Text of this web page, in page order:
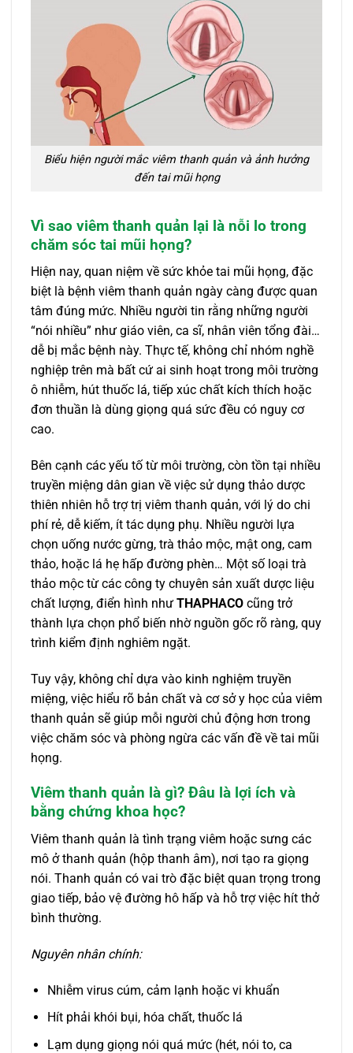
Biểu hiện người mắc viêm thanh quản và ảnh hưởng
đến tai mũi họng
Vì sao viêm thanh quản lại là nỗi lo trong
chăm sóc tai mũi họng?
Hiện nay, quan niệm về sức khỏe tai mũi họng, đặc
biệt là bệnh viêm thanh quản ngày càng được quan
tâm đúng mức. Nhiều người tin rằng những người
“nói nhiều” như giáo viên, ca sĩ, nhân viên tổng đài…
dễ bị mắc bệnh này. Thực tế, không chỉ nhóm nghề
nghiệp trên mà bất cứ ai sinh hoạt trong môi trường
ô nhiễm, hút thuốc lá, tiếp xúc chất kích thích hoặc
đơn thuần là dùng giọng quá sức đều có nguy cơ
cao.
Bên cạnh các yếu tố từ môi trường, còn tồn tại nhiều
truyền miệng dân gian về việc sử dụng thảo dược
thiên nhiên hỗ trợ trị viêm thanh quản, với lý do chi
phí rẻ, dễ kiếm, ít tác dụng phụ. Nhiều người lựa
chọn uống nước gừng, trà thảo mộc, mật ong, cam
thảo, hoặc lá hẹ hấp đường phèn… Một số loại trà
thảo mộc từ các công ty chuyên sản xuất dược liệu
chất lượng, điển hình như THAPHACO cũng trở
thành lựa chọn phổ biến nhờ nguồn gốc rõ ràng, quy
trình kiểm định nghiêm ngặt.
Tuy vậy, không chỉ dựa vào kinh nghiệm truyền
miệng, việc hiểu rõ bản chất và cơ sở y học của viêm
thanh quản sẽ giúp mỗi người chủ động hơn trong
việc chăm sóc và phòng ngừa các vấn đề về tai mũi
họng.
Viêm thanh quản là gì? Đâu là lợi ích và
bằng chứng khoa học?
Viêm thanh quản là tình trạng viêm hoặc sưng các
mô ở thanh quản (hộp thanh âm), nơi tạo ra giọng
nói. Thanh quản có vai trò đặc biệt quan trọng trong
giao tiếp, bảo vệ đường hô hấp và hỗ trợ việc hít thở
bình thường.
Nguyên nhân chính:
Nhiễm virus cúm, cảm lạnh hoặc vi khuẩn
Hít phải khói bụi, hóa chất, thuốc lá
Lạm dụng giọng nói quá mức (hét, nói to, ca